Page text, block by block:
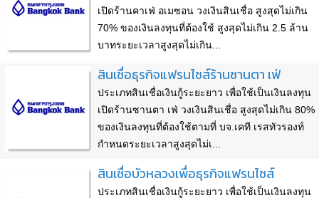
เปิดร้านคาเฟ่ อเมซอน วงเงินสินเชื่อ สูงสุดไม่เกิน
70% ของเงินลงทุนที่ต้องใช้ สูงสุดไม่เกิน 2.5 ล้าน
บาทระยะเวลาสูงสุดไม่เกิน...
สินเชื่อธุรกิจแฟรนไชส์ร้านซานตา เฟ่
ประเภทสินเชื่อเงินกู้ระยะยาว เพื่อใช้เป็นเงินลงทุน
เปิดร้านซานตา เฟ่ วงเงินสินเชื่อ สูงสุดไม่เกิน 80%
ของเงินลงทุนที่ต้องใช้ตามที่ บจ.เคที เรสทัวรองท์
กำหนดระยะเวลาสูงสุดไม่เ...
สินเชื่อบัวหลวงเพื่อธุรกิจแฟรนไชส์
ประเภทสินเชื่อเงินกู้ระยะยาว เพื่อใช้เป็นเงินลงทุน